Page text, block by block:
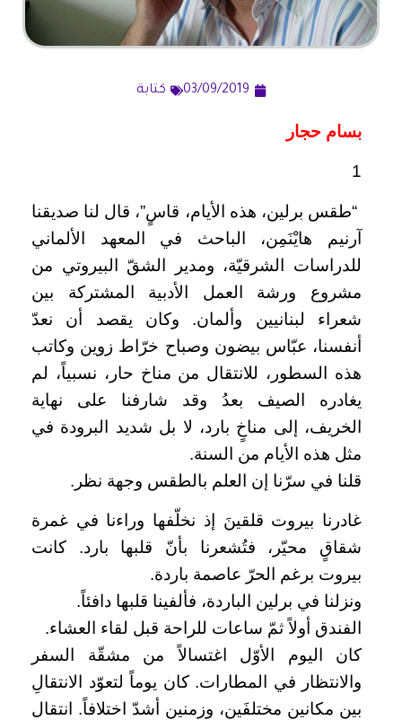
03/09/2019 كتابة
بسام حجار
1
“طقس برلين، هذه الأيام، قاسٍ”، قال لنا صديقنا
آرنيم هايْنَمِن، الباحث في المعهد الألماني
للدراسات الشرقيّة، ومدير الشقّ البيروتي من
مشروع ورشة العمل الأدبية المشتركة بين
شعراء لبنانيين وألمان. وكان يقصد أن نعدّ
أنفسنا، عبّاس بيضون وصباح خرّاط زوين وكاتب
هذه السطور، للانتقال من مناخ حار، نسبياً، لم
يغادره الصيف بعدُ وقد شارفنا على نهاية
الخريف، إلى مناخٍ بارد، لا بل شديد البرودة في
مثل هذه الأيام من السنة.
قلنا في سرّنا إن العلم بالطقس وجهة نظر.
غادرنا بيروت قلقينَ إذ نخلّفها وراءنا في غمرة
شقاقٍ محيّر، فتُشعرنا بأنّ قلبها بارد. كانت
بيروت برغم الحرّ عاصمة باردة.
ونزلنا في برلين الباردة، فألفينا قلبها دافئاً.
الفندق أولاً ثمّ ساعات للراحة قبل لقاء العشاء.
كان اليوم الأوّل اغتسالاً من مشقّة السفر
والانتظار في المطارات. كان يوماً لتعوّد الانتقالِ
بين مكانين مختلفَين، وزمنين أشدّ اختلافاً. انتقال